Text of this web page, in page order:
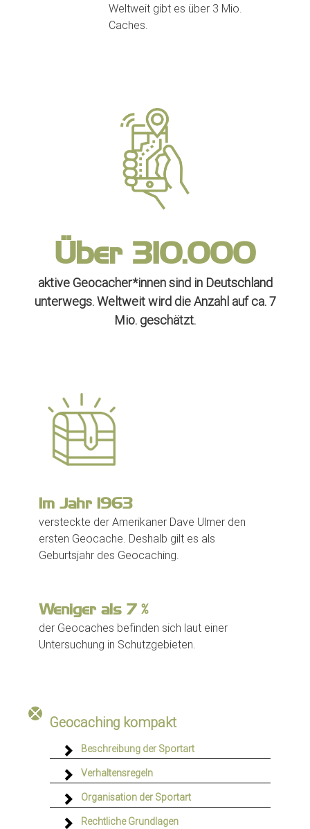
Weltweit gibt es über 3 Mio.
Caches.
Über 310.000
aktive Geocacher*innen sind in Deutschland
unterwegs. Weltweit wird die Anzahl auf ca. 7
Mio. geschätzt.
Im Jahr 1975
versteckte der Amerikaner Dave Ulmer den
ersten Geocache. Deshalb gilt es als
Geburtsjahr des Geocaching.
Weniger als 7%
der Geocaches befinden sich laut einer
Untersuchung in Schutzgebieten.
Geocaching kompakt
Beschreibung der Sportart
Verhaltensregeln
Organisation der Sportart
Rechtliche Grundlagen